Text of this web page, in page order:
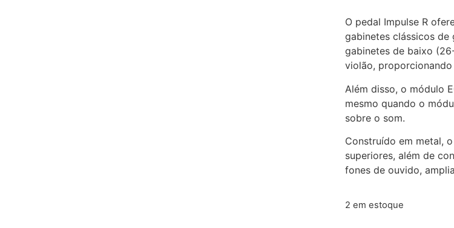
O pedal Impulse R
gabinetes clássicos de
gabinetes de baixo
violão,
Além disso, o módulo
mesmo quando o
sobre o som.
Construído em metal,
superiores, além de
fones de ouvido,
2 em estoque